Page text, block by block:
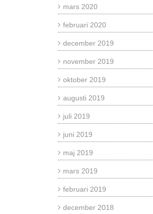
mars 2020
februari 2020
december 2019
november 2019
oktober 2019
augusti 2019
juli 2019
juni 2019
maj 2019
mars 2019
februari 2019
december 2018